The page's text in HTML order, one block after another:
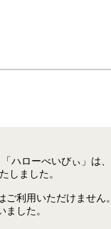
ハローべいびぃ」は、
しました。
ご利用いただけません
した。